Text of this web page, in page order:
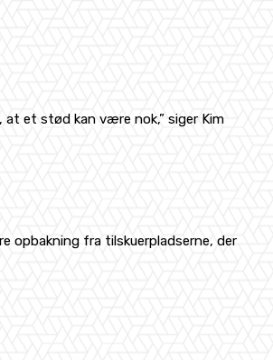
at et stød kan være nok,” siger Kim
opbakning fra tilskuerpladserne, der